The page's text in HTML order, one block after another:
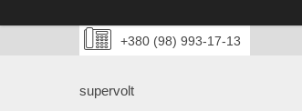
+380 (98) 993-17-13
supervolt